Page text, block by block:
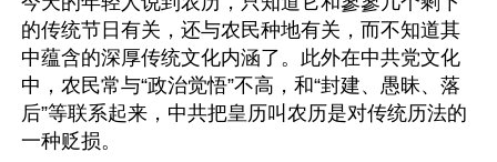
的传统节日有关，还与农民种地有关，而不知道其
中蕴含的深厚传统文化内涵了。此外在中共党文化
中，农民常与“政治觉悟”不高，和“封建、愚昧、落
后”等联系起来，中共把皇历叫农历是对传统历法的
一种贬损。